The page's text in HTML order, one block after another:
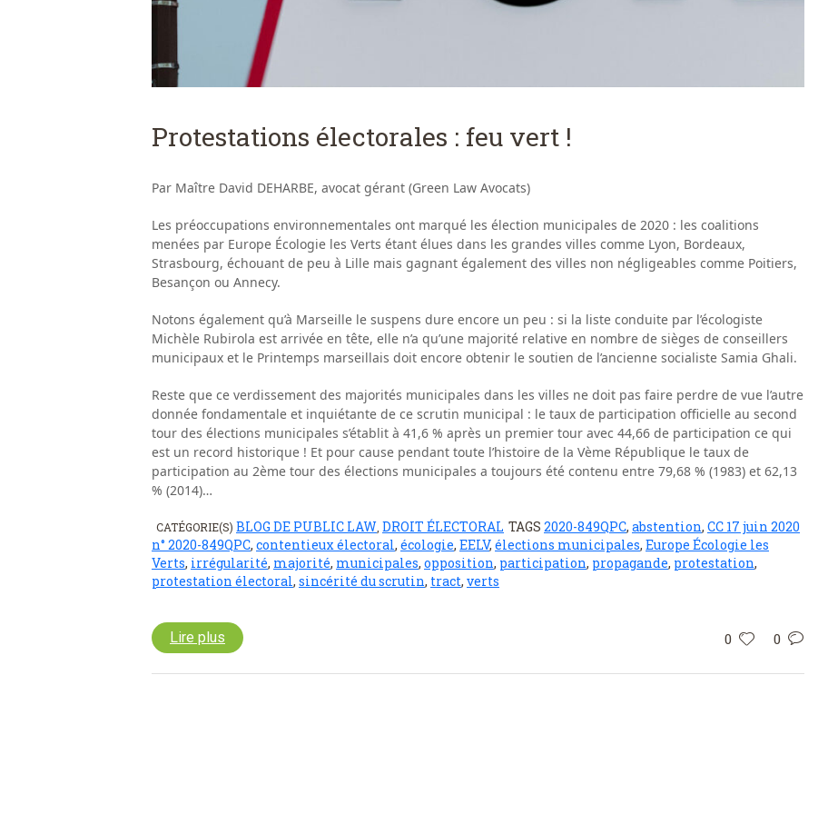
Protestations électorales : feu vert !
Par Maître David DEHARBE, avocat gérant (Green Law Avocats)
Les préoccupations environnementales ont marqué les élection municipales de 2020 : les coalitions
menées par Europe Écologie les Verts étant élues dans les grandes villes comme Lyon, Bordeaux,
Strasbourg, échouant de peu à Lille mais gagnant également des villes non négligeables comme Poitiers,
Besançon ou Annecy.
Notons également qu’à Marseille le suspens dure encore un peu : si la liste conduite par l’écologiste
Michèle Rubirola est arrivée en tête, elle n’a qu’une majorité relative en nombre de sièges de conseillers
municipaux et le Printemps marseillais doit encore obtenir le soutien de l’ancienne socialiste Samia Ghali.
Reste que ce verdissement des majorités municipales dans les villes ne doit pas faire perdre de vue l’autre
donnée fondamentale et inquiétante de ce scrutin municipal : le taux de participation officielle au second
tour des élections municipales s’établit à 41,6 % après un premier tour avec 44,66 de participation ce qui
est un record historique ! Et pour cause pendant toute l’histoire de la Vème République le taux de
participation au 2ème tour des élections municipales a toujours été contenu entre 79,68 % (1983) et 62,13
% (2014)…
CATÉGORIE(S) BLOG DE PUBLIC LAW DROIT ÉLECTORAL TAGS 2020-849QPC, abstention, CC 17 juin 2020
n° 2020-849QPC, contentieux électoral, écologie, EELV, élections municipales, Europe Écologie les
Verts, irrégularité, majorité, municipales, opposition, participation, propagande, protestation,
protestation électoral, sincérité du scrutin, tract, verts
0 0
Lire plus